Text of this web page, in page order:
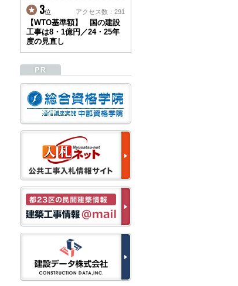
きます。
【期間】５月２日(土)～
５月１０日(日)
上記の期間、情報の更新
がされませんので、ご了
い申し上げます。
から通常通り運営いたし
ます。
2025/12/22
●年末年始に伴う情報更
新停止のお知らせ●
建設資料館をご利用いた
だき、誠に有難うござい
ます。
下記の期間につきまし
て、弊社休業のため情報
更新を停止させていただ
きます。
【期間】１２月２７日
(土)～１月４日(日)
上記の期間、情報の更新
がされませんので、ご了
承のほど、よろしくお願
3位 アクセス数：291
【WTO基準額】 国の建設
工事は8・1億円／24・25年
度の見直し